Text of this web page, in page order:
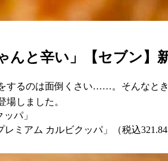
んと辛い」【セブン】
するのは面倒くさい……。そんなと
しました。
パ」
ミアム カルビクッパ」（税込